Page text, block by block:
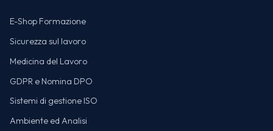
E-Shop Formazione
Sicurezza sul lavoro
Medicina del Lavoro
GDPR e Nomina DPO
Sistemi di gestione ISO
Ambiente ed Analisi